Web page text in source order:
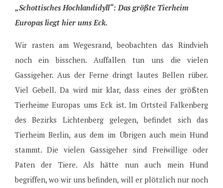
„Schottisches Hochlandidyll“: Das größte Tierheim
Europas liegt hier ums Eck.
Wir rasten am Wegesrand, beobachten das Rindvieh
noch ein bisschen. Auffallen tun uns die vielen
Gassigeher. Aus der Ferne dringt lautes Bellen rüber.
Viel Gebell. Da wird mir klar, dass eines der größten
Tierheime Europas ums Eck ist. Im Ortsteil Falkenberg
des Bezirks Lichtenberg gelegen, befindet sich das
Tierheim Berlin, aus dem im Übrigen auch mein Hund
stammt. Die vielen Gassigeher sind Freiwillige oder
Paten der Tiere. Als hätte nun auch mein Hund
begriffen, wo wir uns befinden, will er plötzlich nur noch